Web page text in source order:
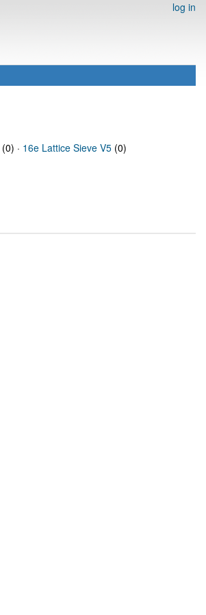
log in
(0) · 16e Lattice Sieve V5 (0)